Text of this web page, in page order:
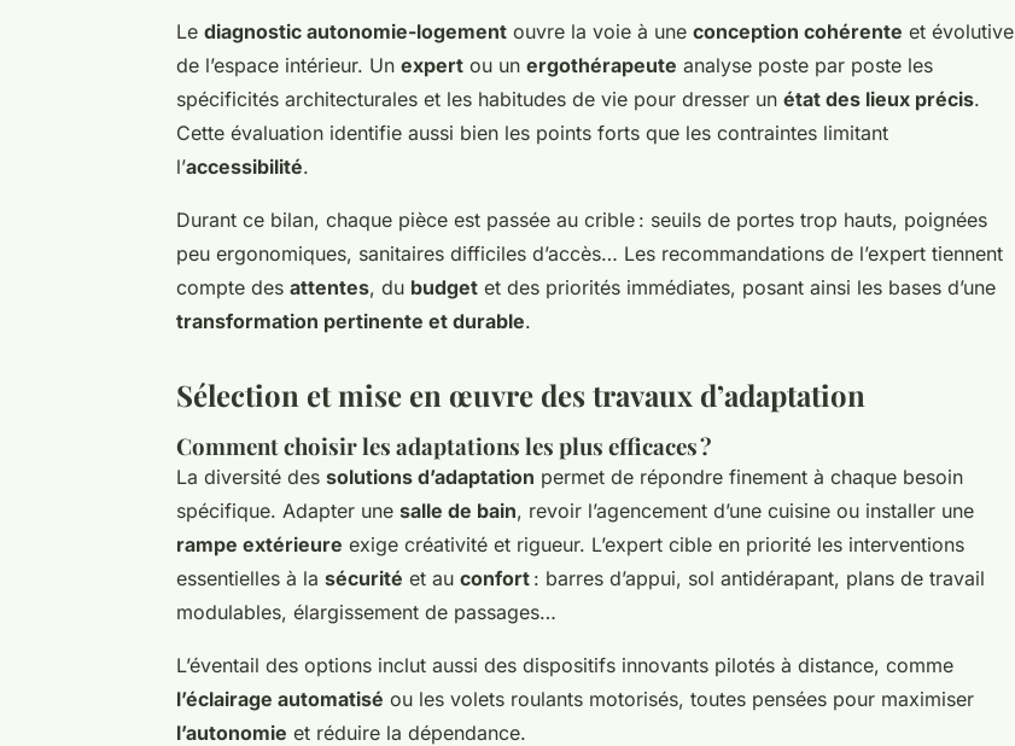
Le diagnostic autonomie-logement ouvre la voie à une conception cohérente et évolutive
de l’espace intérieur. Un expert ou un ergothérapeute analyse poste par poste les
spécificités architecturales et les habitudes de vie pour dresser un état des lieux précis.
Cette évaluation identifie aussi bien les points forts que les contraintes limitant
l’accessibilité.
Durant ce bilan, chaque pièce est passée au crible : seuils de portes trop hauts, poignées
peu ergonomiques, sanitaires difficiles d’accès… Les recommandations de l’expert tiennent
compte des attentes, du budget et des priorités immédiates, posant ainsi les bases d’une
transformation pertinente et durable.
Sélection et mise en œuvre des travaux d’adaptation
Comment choisir les adaptations les plus efficaces ?
La diversité des solutions d’adaptation permet de répondre finement à chaque besoin
spécifique. Adapter une salle de bain, revoir l’agencement d’une cuisine ou installer une
rampe extérieure exige créativité et rigueur. L’expert cible en priorité les interventions
essentielles à la sécurité et au confort : barres d’appui, sol antidérapant, plans de travail
modulables, élargissement de passages…
L’éventail des options inclut aussi des dispositifs innovants pilotés à distance, comme
l’éclairage automatisé ou les volets roulants motorisés, toutes pensées pour maximiser
l’autonomie et réduire la dépendance.